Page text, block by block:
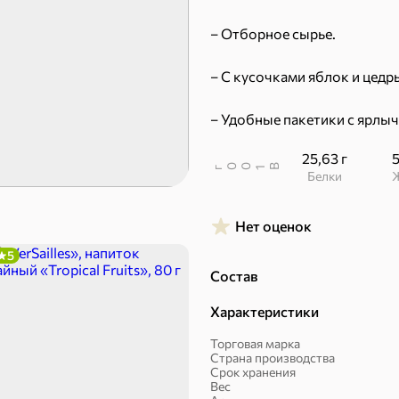
5
– Отборное сырье.
– С кусочками яблок и
– Удобные пакетики с
В
1 00
г
25,63 г
Белки
Нет оценок
Состав
Характеристики
Торговая марка
Страна производства
Срок хранения
Вес
Печенье
Круассаны